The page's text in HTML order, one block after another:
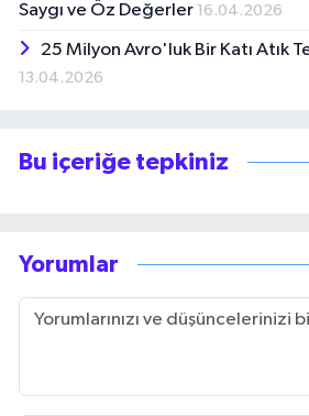
Saygı ve Öz Değerler 16.04.2026
25 Milyon Avro'luk Bir Katı Atık
13.04.2026
Bu içeriğe tepkiniz
Yorumlar